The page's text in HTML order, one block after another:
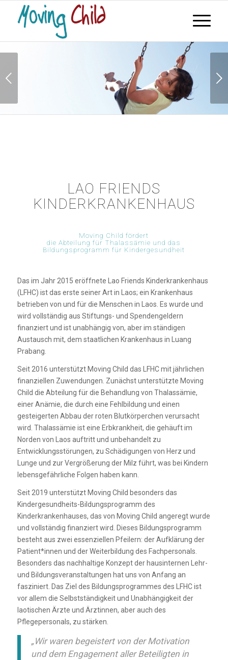
Weiter
LAO FRIENDS
KINDERKRANKENHAUS
Moving Child fördert
die Abteilung für Thalassämie und das
Bildungsprogramm für Kindergesundheit
Das im Jahr 2015 eröffnete Lao Friends Kinderkrankenhaus
(LFHC) ist das erste seiner Art in Laos; ein Krankenhaus
betrieben von und für die Menschen in Laos. Es wurde und
wird vollständig aus Stiftungs- und Spendengeldern
finanziert und ist unabhängig von, aber im ständigen
Austausch mit, dem staatlichen Krankenhaus in Luang
Prabang.
Seit 2016 unterstützt Moving Child das LFHC mit jährlichen
finanziellen Zuwendungen. Zunächst unterstützte Moving
Child die Abteilung für die Behandlung von Thalassämie,
einer Anämie, die durch eine Fehlbildung und einen
gesteigerten Abbau der roten Blutkörperchen verursacht
wird. Thalassämie ist eine Erbkrankheit, die gehäuft im
Norden von Laos auftritt und unbehandelt zu
Entwicklungsstörungen, zu Schädigungen von Herz und
Lunge und zur Vergrößerung der Milz führt, was bei Kindern
lebensgefährliche Folgen haben kann.
Seit 2019 unterstützt Moving Child besonders das
Kindergesundheits-Bildungsprogramm des
Kinderkrankenhauses, das von Moving Child angeregt wurde
und vollständig finanziert wird. Dieses Bildungsprogramm
besteht aus zwei essenziellen Pfeilern: der Aufklärung der
Patient*innen und der Weiterbildung des Fachpersonals.
Besonders das nachhaltige Konzept der hausinternen Lehr-
und Bildungsveranstaltungen hat uns von Anfang an
fasziniert. Das Ziel des Bildungsprogrammes des LFHC ist
vor allem die Selbstständigkeit und Unabhängigkeit der
laotischen Ärzte und Ärztinnen, aber auch des
Pflegepersonals, zu stärken.
„Wir waren begeistert von der Motivation
und dem Engagement aller Beteiligten in